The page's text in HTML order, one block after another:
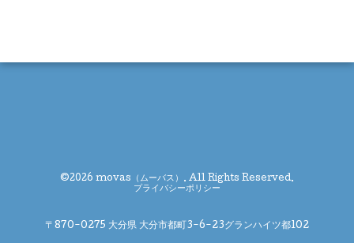
©2026 movas（ムーバス） . All Rights Reserved.
プライバシーポリシー
〒870-0275 大分県 大分市都町3-6-23グランハイツ都102